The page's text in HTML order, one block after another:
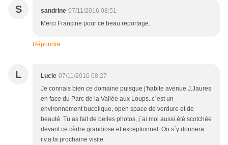
S sandrine 07/11/2016 08:51
Merci Francine pour ce beau reportage.
Répondre
L Lucie 07/11/2016 08:27
Je connais bien ce domaine puisque j'habite avenue J.Jaures
en face du Parc de la Vallée aux Loups..c´est un
environnement bucolique, open space de verdure et de
beauté. Tu as fait de belles photos, j´ai moi aussi été scotchée
devant ce cèdre grandiose et exceptionnel..On s´y donnera
r.v.a ta prochaine visite.